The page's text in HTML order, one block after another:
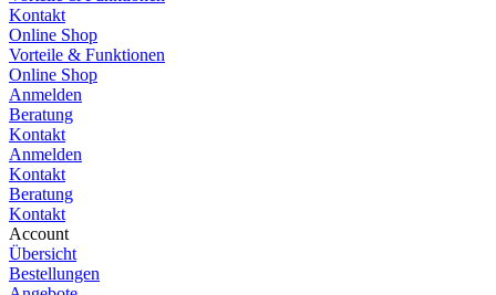
Kontakt
Online Shop
Vorteile & Funktionen
Online Shop
Anmelden
Beratung
Kontakt
Anmelden
Kontakt
Beratung
Kontakt
Account
Übersicht
Bestellungen